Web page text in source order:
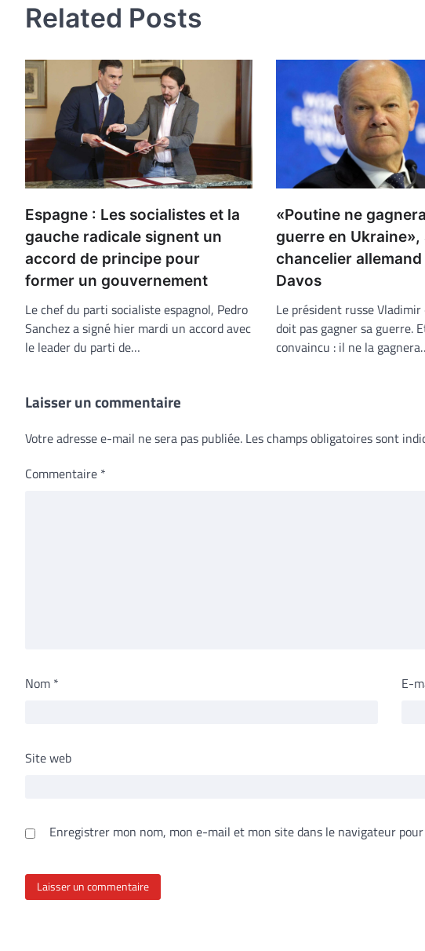
Related Posts
Espagne : Les socialistes et la
gauche radicale signent un
accord de principe pour
former un gouvernement
Le chef du parti socialiste espagnol, Pedro
Sanchez a signé hier mardi un accord avec
le leader du parti de…
«Poutine ne
guerre en Ukraine»,
chancelier allemand
Davos
Le président russe
doit pas gagner sa guerre.
convaincu : il ne la
Laisser un commentaire
Votre adresse e-mail ne sera pas publiée. Les champs obligatoires sont
Commentaire *
Nom * E-
Site web
Enregistrer mon nom, mon e-mail et mon site dans le navigateur